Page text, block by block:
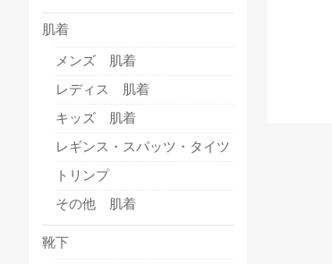
肌着
メンズ 肌着
レディス 肌着
キッズ 肌着
レギンス・スパッツ・タイツ
トリンプ
その他 肌着
靴下